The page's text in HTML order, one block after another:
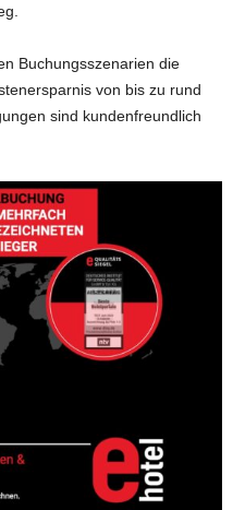
Buchungsszenarien die
von bis zu rund
sind kundenfreundlich